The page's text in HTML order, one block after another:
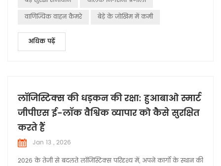
वाणिज्यिक वाहन कैमरे
बेड़े के जोखिम में कमी
अधिक पढ़ें
लॉजिस्टिक्स की धड़कन की रक्षा: हुआबाओ स्मार्ट
जीपीएस ई-लॉक वैश्विक व्यापार को कैसे सुरक्षित
करते हैं
Jan 13 , 2026
2026 के तेजी से बदलते लॉजिस्टिक्स परिदृश्य में, अपने कार्गो के स्थान की